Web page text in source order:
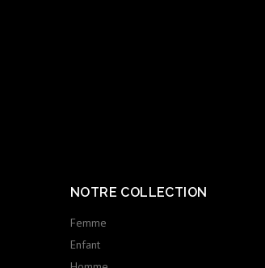
NOTRE COLLECTION
Femme
Enfant